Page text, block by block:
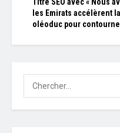
les Emirats accélèrent
oléoduc pour